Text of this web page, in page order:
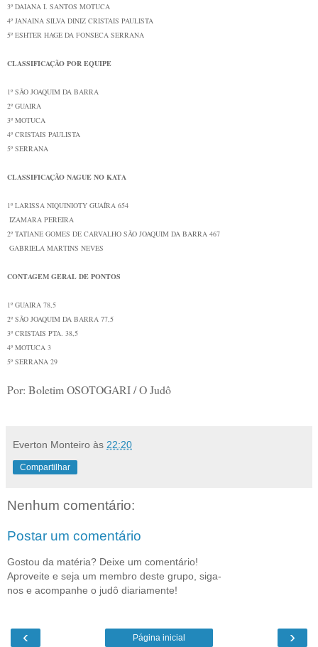
3º DAIANA I. SANTOS MOTUCA
4º JANAINA SILVA DINIZ CRISTAIS PAULISTA
5º ESHTER HAGE DA FONSECA SERRANA
CLASSIFICAÇÃO POR EQUIPE
1º SÃO JOAQUIM DA BARRA
2º GUAIRA
3º MOTUCA
4º CRISTAIS PAULISTA
5º SERRANA
CLASSIFICAÇÃO NAGUE NO KATA
1º LARISSA NIQUINIOTY GUAÍRA 654
IZAMARA PEREIRA
2º TATIANE GOMES DE CARVALHO SÃO JOAQUIM DA BARRA 467
GABRIELA MARTINS NEVES
CONTAGEM GERAL DE PONTOS
1º GUAIRA 78,5
2º SÃO JOAQUIM DA BARRA 77,5
3º CRISTAIS PTA. 38,5
4º MOTUCA 3
5º SERRANA 29
Por: Boletim OSOTOGARI / O Judô
Everton Monteiro às 22:20
Compartilhar
Nenhum comentário:
Postar um comentário
Gostou da matéria? Deixe um comentário!
Aproveite e seja um membro deste grupo, siga-
nos e acompanhe o judô diariamente!
‹ ›
Página inicial